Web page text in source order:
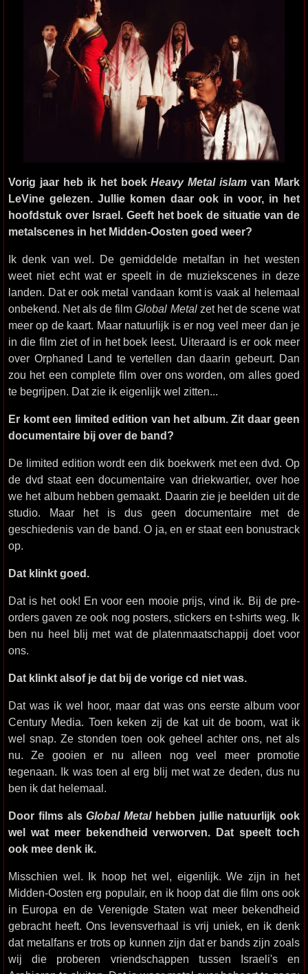
Vorig jaar heb ik het boekHeavy Metal islam van Mark
LeVine gelezen. Jullie komen daar ook in voor, in het
hoofdstuk over Israel. Geeft het boek de situatie van de
metalscenes in het Midden-Oosten goed weer?
Ik denk van wel. De gemiddelde metalfan in het westen
weet niet echt wat er speelt in de muziekscenes in deze
landen. Dat er ook metal vandaan komt is vaak al helemaal
onbekend. Net als de filmGlobal Metalzet het de scene wat
meer op de kaart. Maar natuurlijk is er nog veel meer dan je
in die film ziet of in het boek leest. Uiteraard is er ook meer
over Orphaned Land te vertellen dan daarin gebeurt. Dan
zou het een complete film over ons worden, om alles goed
te begrijpen. Dat zie ik eigenlijk wel zitten...
Er komt een limited edition van het album. Zit daar geen
documentaire bij over de band?
De limited edition wordt een dik boekwerk met een dvd. Op
de dvd staat een documentaire van driekwartier, over hoe
we het album hebben gemaakt. Daarin zie je beelden uit de
studio. Maar het is dus geen documentaire met de
geschiedenis van de band. O ja, en er staat een bonustrack
op.
Dat klinkt goed.
Dat is het ook! En voor een mooie prijs, vind ik. Bij de pre-
orders gaven ze ook nog posters, stickers en t-shirts weg. Ik
ben nu heel blij met wat de platenmaatschappij doet voor
ons.
Dat klinkt alsof je dat bij de vorige cd niet was.
Dat was ik wel hoor, maar dat was ons eerste album voor
Century Media. Toen keken zij de kat uit de boom, wat ik
wel snap. Ze stonden toen ook geheel achter ons, net als
nu. Ze gooien er nu alleen nog veel meer promotie
tegenaan. Ik was toen al erg blij met wat ze deden, dus nu
ben ik dat helemaal.
Door films alsGlobal Metalhebben jullie natuurlijk ook
wel wat meer bekendheid verworven. Dat speelt toch
ook mee denk ik.
Misschien wel. Ik hoop het wel, eigenlijk. We zijn in het
Midden-Oosten erg populair, en ik hoop dat die film ons ook
in Europa en de Verenigde Staten wat meer bekendheid
gebracht heeft. Ons levensverhaal is vrij uniek, en ik denk
dat metalfans er trots op kunnen zijn dat er bands zijn zoals
wij die proberen vriendschappen tussen Israeli's en